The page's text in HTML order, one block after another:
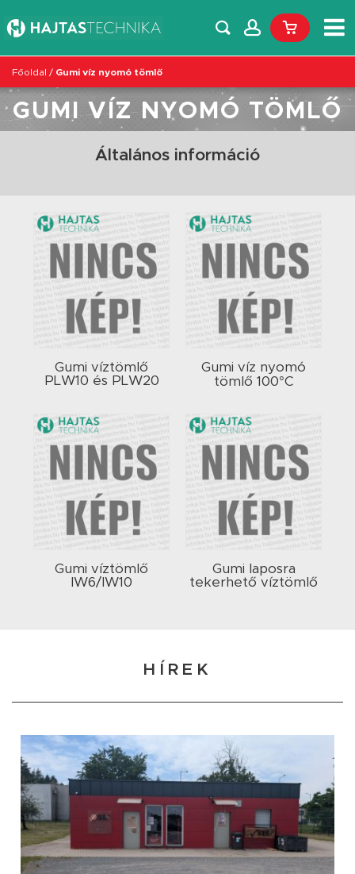
Főoldal / Gumi víz nyomó tömlő
GUMI VÍZ NYOMÓ TÖMLŐ
Általános információ
Gumi víztömlő
PLW10 és PLW20
Gumi víz nyomó
tömlő 100°C
Gumi víztömlő
IW6/IW10
Gumi laposra
tekerhető víztömlő
HÍREK